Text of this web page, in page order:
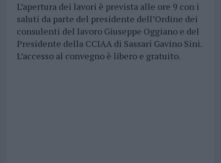
L’apertura dei lavori è prevista alle ore 9 con i
saluti da parte del presidente dell’Ordine dei
consulenti del lavoro Giuseppe Oggiano e del
Presidente della CCIAA di Sassari Gavino Sini.
L’accesso al convegno è libero e gratuito.